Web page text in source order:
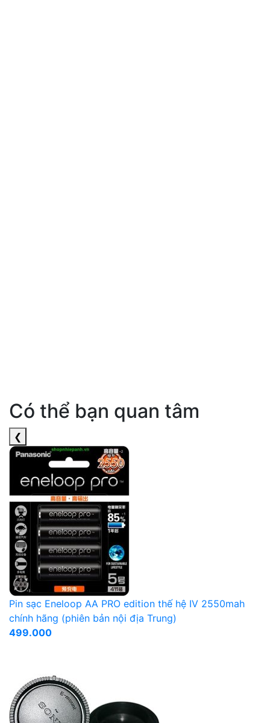
Có thể bạn quan tâm
❮
Pin sạc Eneloop AA PRO edition thế hệ IV 2550mah
chính hãng (phiên bản nội địa Trung)
499.000